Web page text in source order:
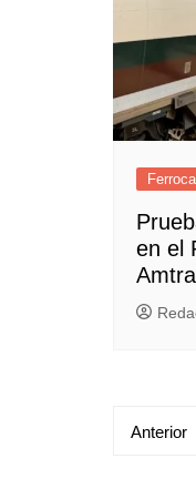
en el
Anterior